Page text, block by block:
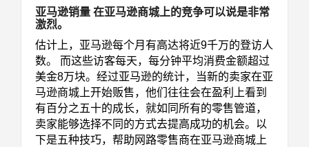
亚马逊销量 在亚马逊商城上的竞争可以说是非常
激烈。
估计上，亚马逊每个月有高达将近9千万的登访人
数。 而这些访客每天，每分钟平均消费金额超过
美金8万块。经过亚马逊的统计，当新的卖家在亚
马逊商城上开始贩售，他们往往会在盈利上看到
有百分之五十的成长，就如同所有的零售管道，
卖家能够选择不同的方式去提高成功的机会。以
下是五种技巧，帮助网路零售商在亚马逊商城上